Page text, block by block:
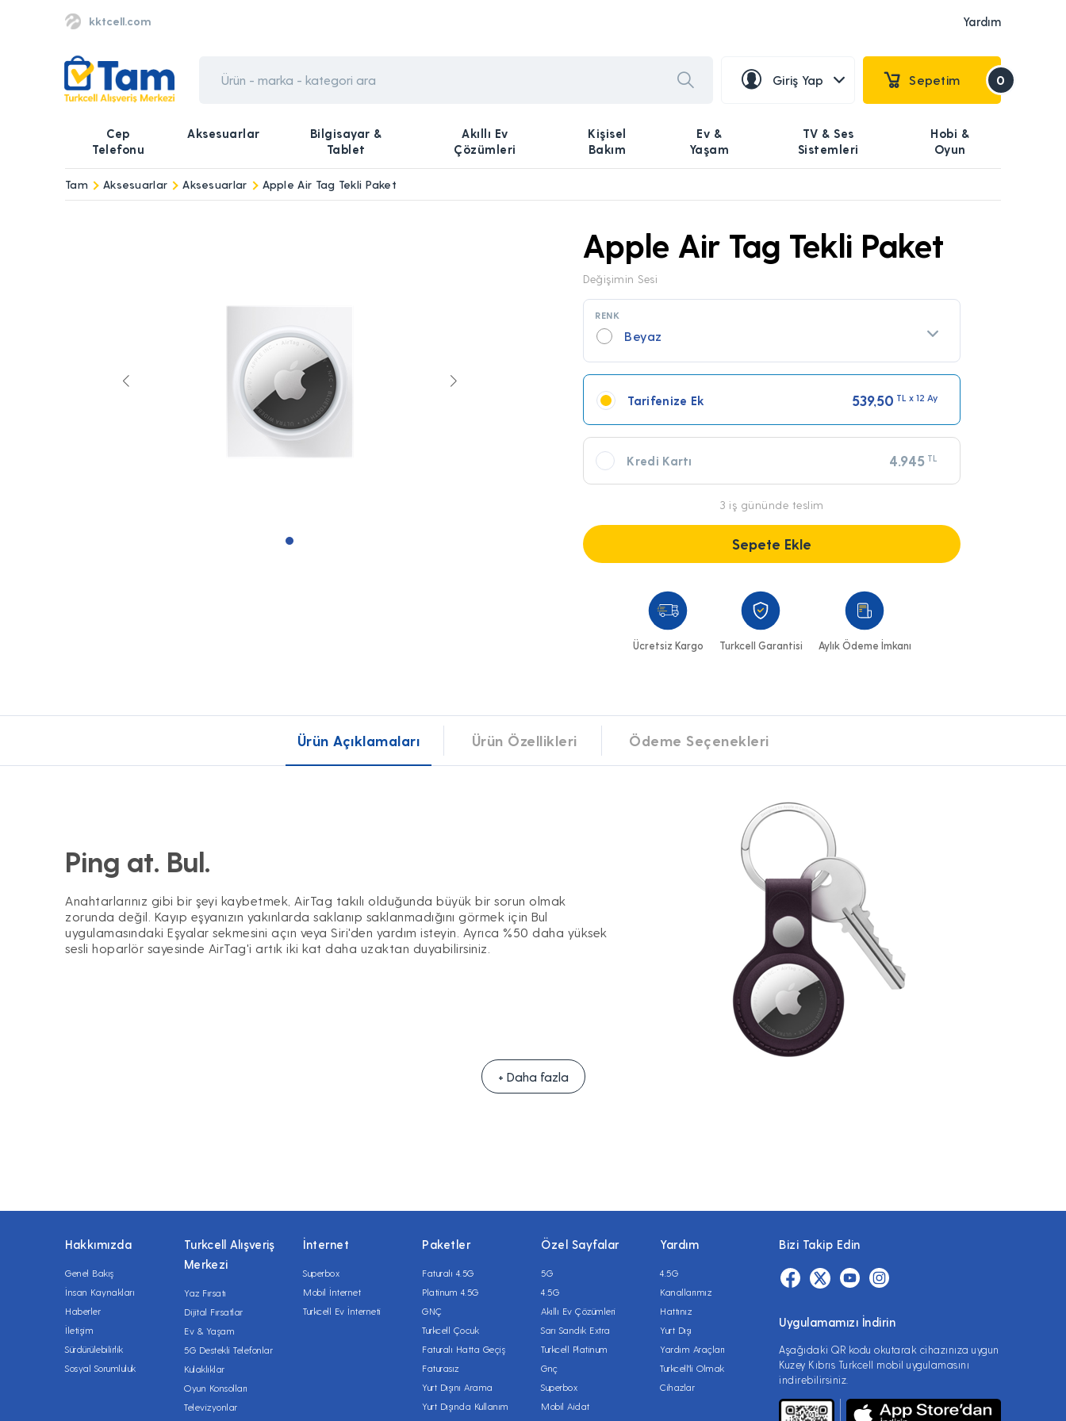
kktcell.com Yardım
Giriş Yap Sepetim 0
Cep
Telefonu
Aksesuarlar
Bilgisayar &
Tablet
Akıllı Ev
Çözümleri
Kişisel
Bakım
Ev &
Yaşam
TV & Ses
Sistemleri
Hobi &
Oyun
Tam Aksesuarlar Aksesuarlar Apple Air Tag Tekli Paket
Apple Air Tag Tekli Paket
Değişimin Sesi
RENK
Beyaz
Tarifenize Ek 539,50 TL x 12 Ay
Kredi Kartı 4.945 TL
3 iş gününde teslim
Sepete Ekle
Ücretsiz Kargo Turkcell Garantisi Aylık Ödeme İmkanı
Ürün Açıklamaları Ürün Özellikleri Ödeme Seçenekleri
Ping at. Bul.
Anahtarlarınız gibi bir şeyi kaybetmek, AirTag takılı olduğunda büyük bir sorun olmak
zorunda değil. Kayıp eşyanızın yakınlarda saklanıp saklanmadığını görmek için Bul
uygulamasındaki Eşyalar sekmesini açın veya Siri'den yardım isteyin. Ayrıca %50 daha yüksek
sesli hoparlör sayesinde AirTag'i artık iki kat daha uzaktan duyabilirsiniz.
+ Daha fazla
Hakkımızda
Genel Bakış
İnsan Kaynakları
Haberler
İletişim
Sürdürülebilirlik
Sosyal Sorumluluk
Turkcell Alışveriş
Merkezi
Yaz Fırsatı
Dijital Fırsatlar
Ev & Yaşam
5G Destekli Telefonlar
Kulaklıklar
Oyun Konsolları
Televizyonlar
İnternet
Superbox
Mobil İnternet
Turkcell Ev İnterneti
Paketler
Faturalı 4.5G
Platinum 4.5G
GNÇ
Turkcell Çocuk
Faturalı Hatta Geçiş
Faturasız
Yurt Dışını Arama
Yurt Dışında Kullanım
Özel Sayfalar
5G
4.5G
Akıllı Ev Çözümleri
Sarı Sandık Extra
Turkcell Platinum
Gnç
Superbox
Mobil Aidat
Yardım
4.5G
Kanallarımız
Hattınız
Yurt Dışı
Yardım Araçları
Turkcell'li Olmak
Cihazlar
Bizi Takip Edin
Uygulamamızı İndirin
Aşağıdaki QR kodu okutarak cihazınıza uygun
Kuzey Kıbrıs Turkcell mobil uygulamasını
indirebilirsiniz.